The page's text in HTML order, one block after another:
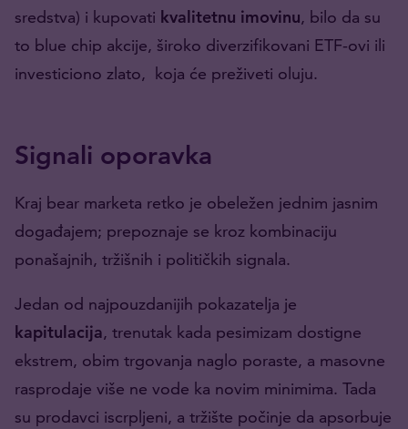
sredstva) i kupovati kvalitetnu imovinu, bilo da su
to blue chip akcije, široko diverzifikovani ETF-ovi ili
investiciono zlato, koja će preživeti oluju.
Signali oporavka
Kraj bear marketa retko je obeležen jednim jasnim
događajem; prepoznaje se kroz kombinaciju
ponašajnih, tržišnih i političkih signala.
Jedan od najpouzdanijih pokazatelja je
kapitulacija, trenutak kada pesimizam dostigne
ekstrem, obim trgovanja naglo poraste, a masovne
rasprodaje više ne vode ka novim minimima. Tada
su prodavci iscrpljeni, a tržište počinje da apsorbuje